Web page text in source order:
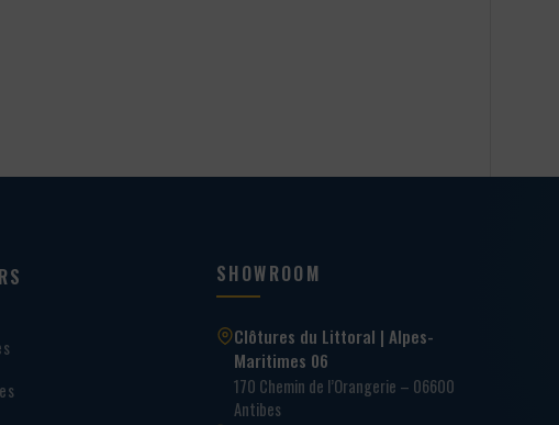
SHOWROOM
Clôtures du Littoral | Alpes-
Maritimes 06
170 Chemin de l’Orangerie – 06600
Antibes